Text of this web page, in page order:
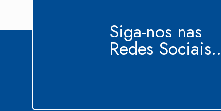
Siga-nos nas
Redes